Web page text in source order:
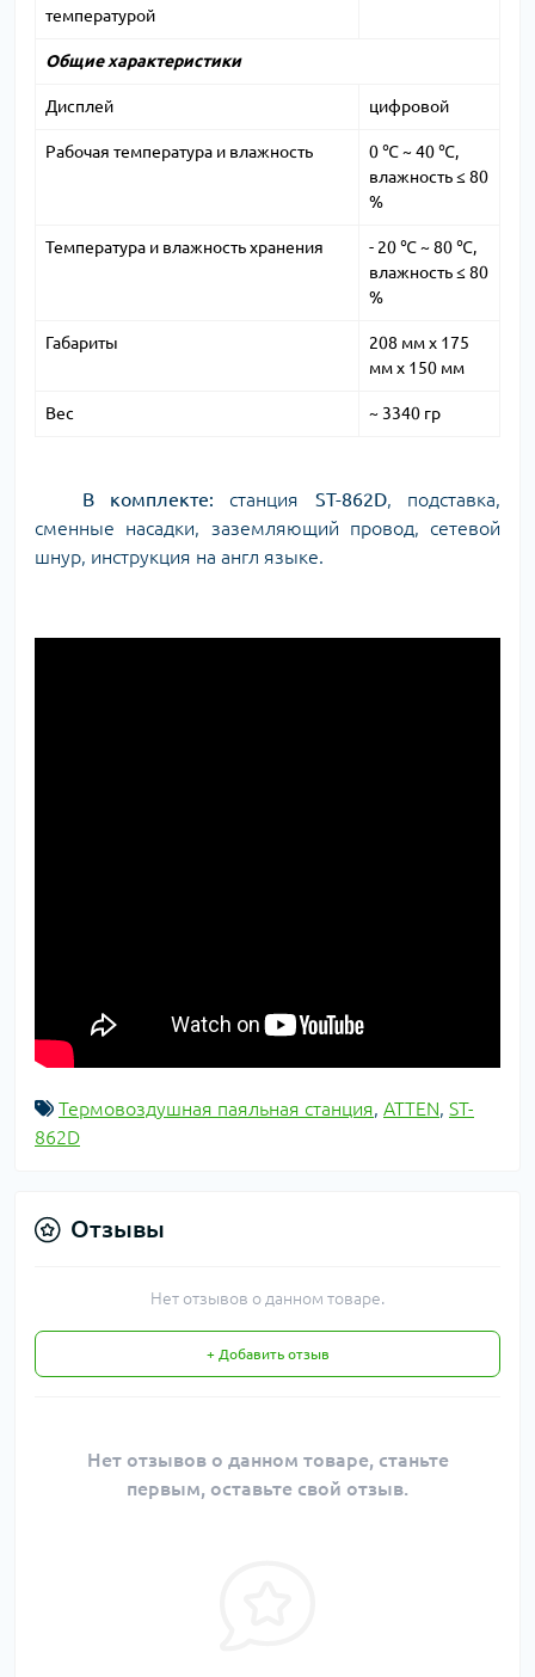
температурой
Общие характеристики
Дисплей цифровой
Рабочая температура и влажность
0 ℃ ~ 40 ℃,
влажность ≤ 80
%
Температура и влажность хранения
- 20 ℃ ~ 80 ℃,
влажность ≤ 80
%
Габариты
208 мм х 175
мм х 150 мм
Вес ~ 3340 гр
В комплекте: станция ST-862D, подставка,
сменные насадки, заземляющий провод, сетевой
шнур, инструкция на англ языке.
Термовоздушная паяльная станция, ATTEN, ST-
862D
Отзывы
Нет отзывов о данном товаре.
+ Добавить отзыв
Нет отзывов о данном товаре, станьте
первым, оставьте свой отзыв.